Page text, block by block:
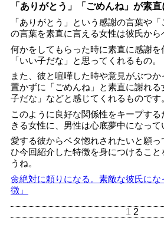
「ありがとう」「ごめんね」が素
「ありがとう」という感謝の言葉や
の言葉を素直に言える女性は彼氏から
何かをしてもらった時に素直に感謝
「いい子だな」と思ってくれるもの。
また、彼と喧嘩した時や意見がぶつ
置かずに「ごめんね」と素直に謝れ
子だな」などと感じてくれるものです
このように良好な関係性をキープす
きる女性に、男性は心底夢中になって
愛する彼からベタ惚れされたいと願
ひ今回紹介した特徴を身につけること
うね。
🌼絶対に頼りになる。素敵な彼氏に
徴」
1 2